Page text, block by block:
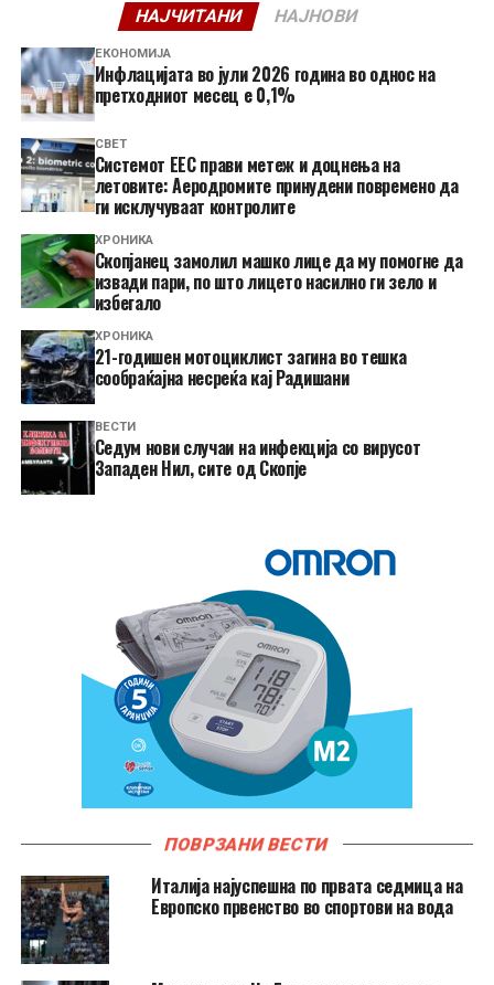
НАЈЧИТАНИ НАЈНОВИ
ЕКОНОМИЈА
Инфлацијата во јули 2026 година во однос на
претходниот месец е 0,1%
СВЕТ
Системот ЕЕС прави метеж и доцнења на
летовите: Аеродромите принудени повремено да
ги исклучуваат контролите
ХРОНИКА
Скопјанец замолил машко лице да му помогне да
извади пари, по што лицето насилно ги зело и
избегало
ХРОНИКА
21-годишен мотоциклист загина во тешка
сообраќајна несреќа кај Радишани
ВЕСТИ
Седум нови случаи на инфекција со вирусот
Западен Нил, сите од Скопје
ПОВРЗАНИ ВЕСТИ
Италија најуспешна по првата седмица на
Европско првенство во спортови на вода